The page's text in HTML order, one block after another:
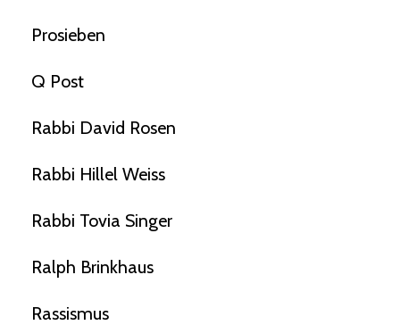
Prosieben
Q Post
Rabbi David Rosen
Rabbi Hillel Weiss
Rabbi Tovia Singer
Ralph Brinkhaus
Rassismus